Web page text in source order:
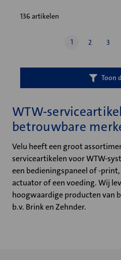
136 artikelen
1 2 3
Toon
WTW-
betrouwbare
Velu heeft een groot
serviceartikelen voor WTW-
een bedieningspaneel of -
actuator of een voeding. Wij
hoogwaardige producten van
b.v. Brink en Zehnder.